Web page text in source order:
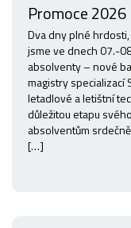
Promoce 2026
Dva dny plné hrdosti,
jsme ve dnech 07.-
absolventy – nové
magistry specializací
letadlové a letištní
důležitou etapu
absolventům
[…]